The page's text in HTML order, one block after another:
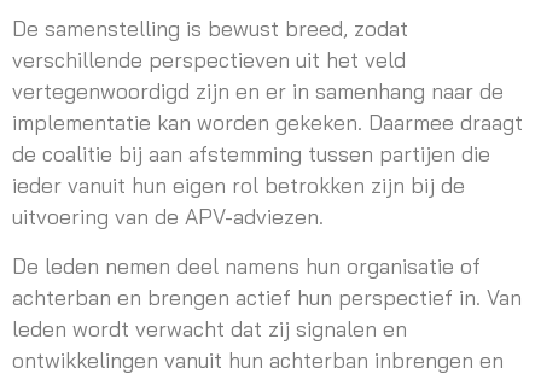
De samenstelling is bewust breed, zodat
verschillende perspectieven uit het veld
vertegenwoordigd zijn en er in samenhang naar de
implementatie kan worden gekeken. Daarmee draagt
de coalitie bij aan afstemming tussen partijen die
ieder vanuit hun eigen rol betrokken zijn bij de
uitvoering van de APV-adviezen.
De leden nemen deel namens hun organisatie of
achterban en brengen actief hun perspectief in. Van
leden wordt verwacht dat zij signalen en
ontwikkelingen vanuit hun achterban inbrengen en